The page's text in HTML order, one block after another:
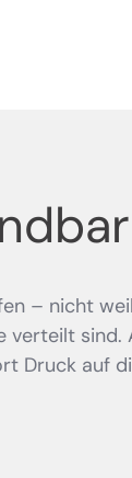
– nicht
Druck auf